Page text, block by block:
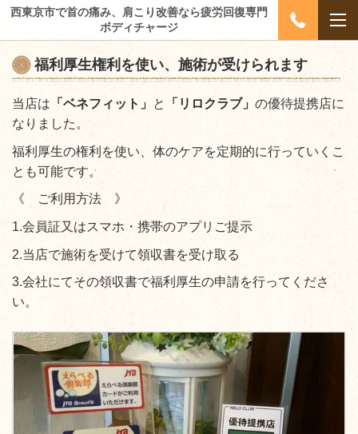
西東京市で首の痛み、肩こり改善なら疲労回復専門
ボディチャージ
福利厚生権利を使い、施術が受けられます
当店は 「ベネフィット」 と 「リロクラブ」 の優待提携店に
なりました。
福利厚生の権利を使い、体のケアを定期的に行っていくこ
とも可能です。
《 ご利用方法 》
1.会員証又はスマホ・携帯のアプリご提示
2.当店で施術を受けて領収書を受け取る
3.会社にてその領収書で福利厚生の申請を行ってくださ
い。